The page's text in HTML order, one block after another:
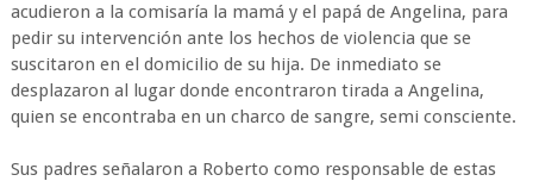
acudieron a la comisaría la mamá y el papá de Angelina, para
pedir su intervención ante los hechos de violencia que se
suscitaron en el domicilio de su hija. De inmediato se
desplazaron al lugar donde encontraron tirada a Angelina,
quien se encontraba en un charco de sangre, semi consciente.
Sus padres señalaron a Roberto como responsable de estas